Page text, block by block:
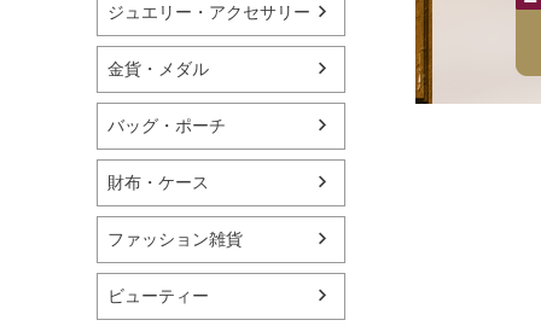
ジュエリー・アクセサリー
金貨・メダル
バッグ・ポーチ
財布・ケース
ファッション雑貨
ビューティー